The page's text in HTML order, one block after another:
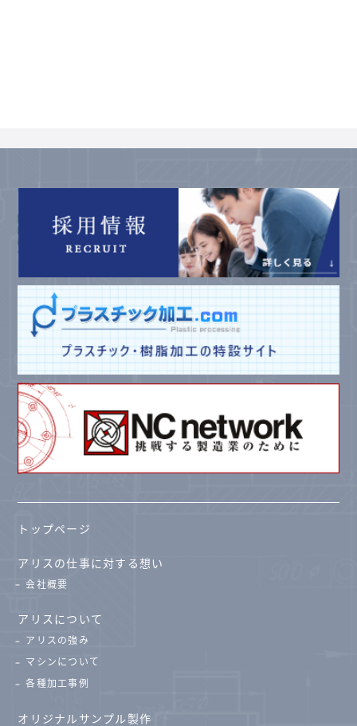
トップページ
アリスの仕事に対する想い
会社概要
アリスについて
アリスの強み
マシンについて
各種加工事例
オリジナルサンプル製作